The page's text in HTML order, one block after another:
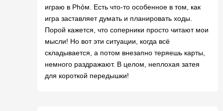
играю в Phỏм. Есть что-то особенное в том, как
игра заставляет думать и планировать ходы.
Порой кажется, что соперники просто читают мои
мысли! Но вот эти ситуации, когда всё
складывается, а потом внезапно теряешь карты,
немного раздражают. В целом, неплохая затея
для короткой передышки!